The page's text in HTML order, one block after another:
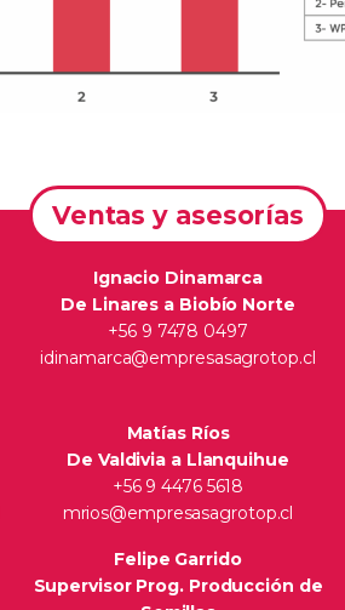
Ventas y asesorías
Ignacio Dinamarca
De Linares a Biobío Norte
+56 9 7478 0497
idinamarca@empresasagrotop.cl
Matías Ríos
De Valdivia a Llanquihue
+56 9 4476 5618
mrios@empresasagrotop.cl
Felipe Garrido
Supervisor Prog. Producción de